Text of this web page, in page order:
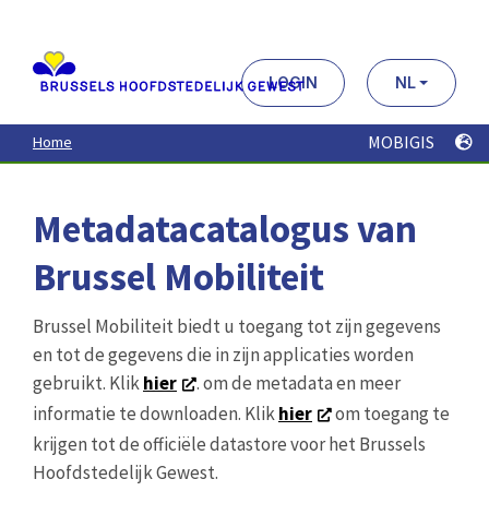
contenu
principal
LOGIN NL
Home MOBIGIS
Metadatacatalogus van
Brussel Mobiliteit
Brussel Mobiliteit biedt u toegang tot zijn gegevens
en tot de gegevens die in zijn applicaties worden
gebruikt. Klikhier
. om de metadata en meer
informatie te downloaden. Klikhier
om toegang te
krijgen tot de officiële datastore voor het Brussels
Hoofdstedelijk Gewest.